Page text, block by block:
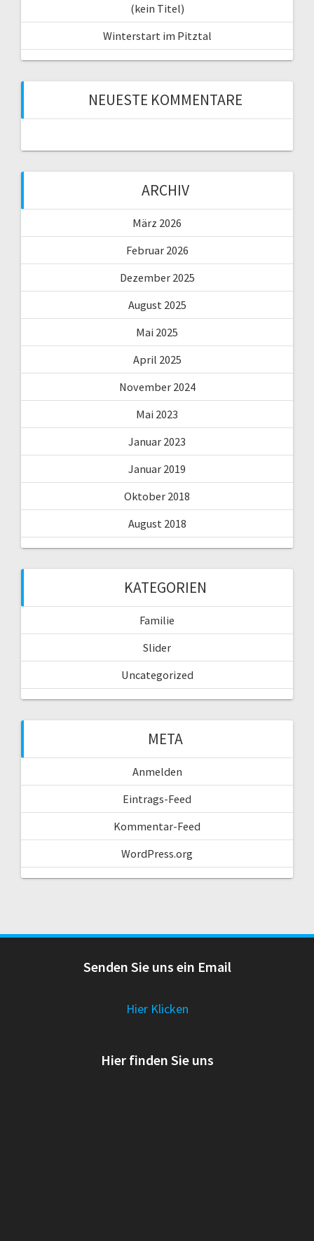
(kein Titel)
Winterstart im Pitztal
NEUESTE KOMMENTARE
ARCHIV
März 2026
Februar 2026
Dezember 2025
August 2025
Mai 2025
April 2025
November 2024
Mai 2023
Januar 2023
Januar 2019
Oktober 2018
August 2018
KATEGORIEN
Familie
Slider
Uncategorized
META
Anmelden
Eintrags-Feed
Kommentar-Feed
WordPress.org
Senden Sie uns ein Email
Hier Klicken
Hier finden Sie uns